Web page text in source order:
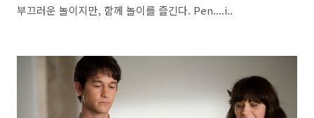
부끄러운 놀이지만, 함께 놀이를 즐긴다. Pen....i..